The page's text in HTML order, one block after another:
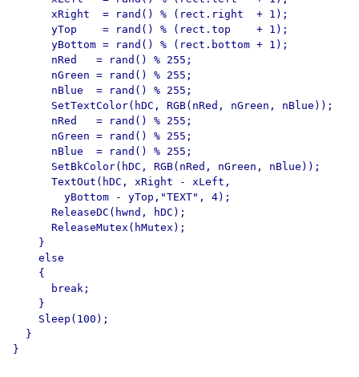
      xRight  = rand() % (rect.right  + 1);
      yTop    = rand() % (rect.top    + 1);
      yBottom = rand() % (rect.bottom + 1);
      nRed   = rand() % 255;
      nGreen = rand() % 255;
      nBlue  = rand() % 255;
      SetTextColor(hDC, RGB(nRed, nGreen, nBlue));
      nRed   = rand() % 255;
      nGreen = rand() % 255;
      nBlue  = rand() % 255;
      SetBkColor(hDC, RGB(nRed, nGreen, nBlue));
      TextOut(hDC, xRight - xLeft,
        yBottom - yTop,"TEXT", 4);
      ReleaseDC(hwnd, hDC);
      ReleaseMutex(hMutex);
    }
    else
    {
      break;
    }
    Sleep(100);
  }
}